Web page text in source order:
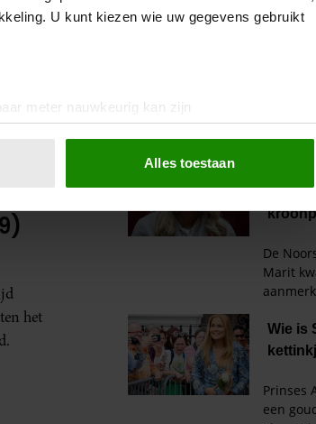
U kunt kiezen wie uw gegevens gebruikt
meter nauwkeurig kan zijn
eigenschappen (fingerprinting)
voor social media te bieden en om ons
onze site met onze partners voor social
met andere informatie die u aan ze heeft
U gaat akkoord met onze cookies als u
Alles toestaan
het